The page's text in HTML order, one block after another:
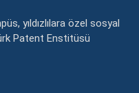
yıldızlılara özel sosyal
Patent Enstitüsü